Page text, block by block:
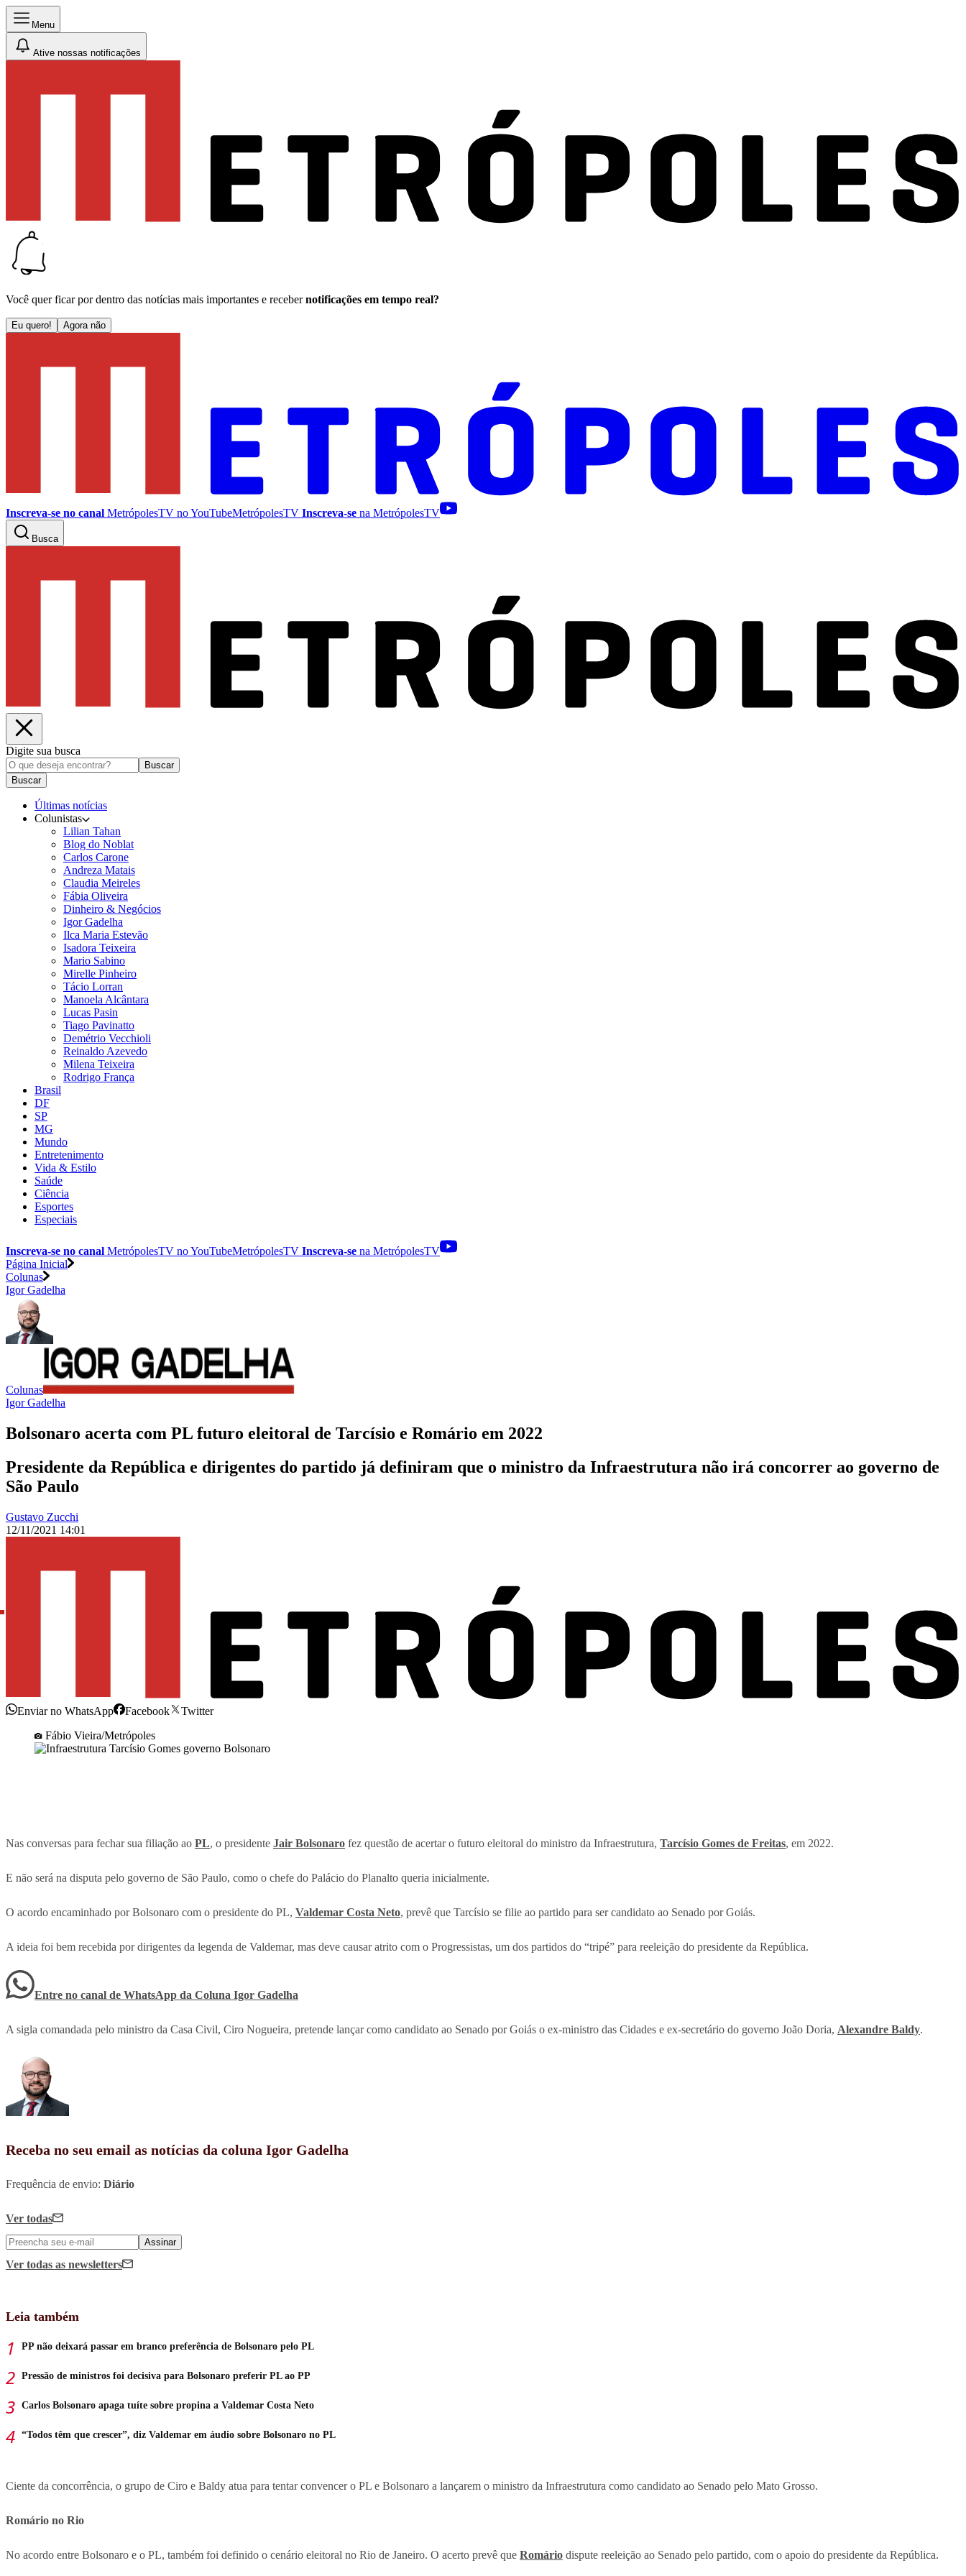
Menu
Ative nossas notificações
Você quer ficar por dentro das notícias mais importantes e receber notificações em tempo real?
Eu quero! Agora não
Inscreva-se no canal MetrópolesTV noYouTubeMetrópolesTV Inscreva-se na MetrópolesTV
Busca
Digite sua busca
Buscar
Buscar
Últimas notícias
Colunistas
Lilian Tahan
Blog do Noblat
Carlos Carone
Andreza Matais
Claudia Meireles
Fábia Oliveira
Dinheiro & Negócios
Igor Gadelha
Ilca Maria Estevão
Isadora Teixeira
Mario Sabino
Mirelle Pinheiro
Tácio Lorran
Manoela Alcântara
Lucas Pasin
Tiago Pavinatto
Demétrio Vecchioli
Reinaldo Azevedo
Milena Teixeira
Rodrigo França
Brasil
DF
SP
MG
Mundo
Entretenimento
Vida & Estilo
Saúde
Ciência
Esportes
Especiais
Inscreva-se no canal MetrópolesTV noYouTubeMetrópolesTV Inscreva-se na MetrópolesTV
Página Inicial
Colunas
Igor Gadelha
Colunas
Igor Gadelha
Bolsonaro acerta com PL futuro eleitoral de Tarcísio e Romário em 2022
Presidente da República e dirigentes do partido já definiram que o ministro da Infraestrutura não irá concorrer ao governo de
São Paulo
Gustavo Zucchi
12/11/2021 14:01
Enviar no WhatsApp Facebook
Twitter
Fábio Vieira/Metrópoles
Nas conversas para fechar sua filiação ao PL, o presidente Jair Bolsonaro fez questão de acertar o futuro eleitoral do ministro da Infraestrutura, Tarcísio Gomes de Freitas, em 2022.
E não será na disputa pelo governo de São Paulo, como o chefe do Palácio do Planalto queria inicialmente.
O acordo encaminhado por Bolsonaro com o presidente do PL, Valdemar Costa Neto, prevê que Tarcísio se filie ao partido para ser candidato ao Senado por Goiás.
A ideia foi bem recebida por dirigentes da legenda de Valdemar, mas deve causar atrito com o Progressistas, um dos partidos do “tripé” para reeleição do presidente da República.
Entre no canal de WhatsApp da Coluna Igor Gadelha
A sigla comandada pelo ministro da Casa Civil, Ciro Nogueira, pretende lançar como candidato ao Senado por Goiás o ex-ministro das Cidades e ex-secretário do governo João Doria, Alexandre Baldy.
Receba no seu email as notícias da coluna Igor Gadelha
Frequência de envio: Diário
Ver todas
Assinar
Ver todas as newsletters
Leia também
PP não deixará passar em branco preferência de Bolsonaro pelo PL
Pressão de ministros foi decisiva para Bolsonaro preferir PL ao PP
Carlos Bolsonaro apaga tuíte sobre propina a Valdemar Costa Neto
“Todos têm que crescer”, diz Valdemar em áudio sobre Bolsonaro no PL
Ciente da concorrência, o grupo de Ciro e Baldy atua para tentar convencer o PL e Bolsonaro a lançarem o ministro da Infraestrutura como candidato ao Senado pelo Mato Grosso.
Romário no Rio
No acordo entre Bolsonaro e o PL, também foi definido o cenário eleitoral no Rio de Janeiro. O acerto prevê que Romário dispute reeleição ao Senado pelo partido, com o apoio do presidente da República.